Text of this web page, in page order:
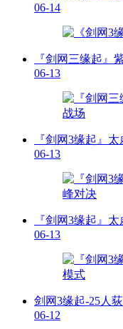
06-14
『剑网三缘起』
06-13
『剑网3缘起』
06-13
『剑网3缘起』
06-13
剑网3缘起-25人
06-12